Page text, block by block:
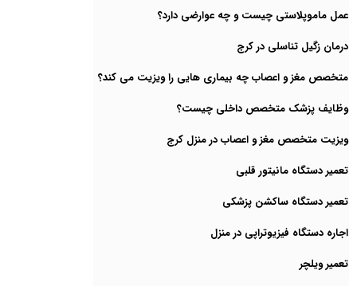
عمل ماموپلاستی چیست و چه عوارضی دارد؟
درمان زگیل تناسلی در کرج
متخصص مغز و اعصاب چه بیماری هایی را ویزیت می کند؟
وظایف پزشک متخصص داخلی چیست؟
ویزیت متخصص مغز و اعصاب در منزل کرج
تعمیر دستگاه مانیتور قلبی
تعمیر دستگاه ساکشن پزشکی
اجاره دستگاه فیزیوتراپی در منزل
تعمیر ویلچر